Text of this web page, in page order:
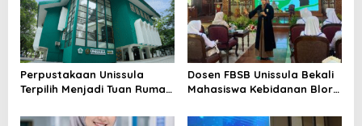
Perpustakaan Unissula
Terpilih Menjadi Tuan Rumah
Dosen FBSB Unissula Bekali
Mahasiswa Kebidanan Blora
Public Speaking